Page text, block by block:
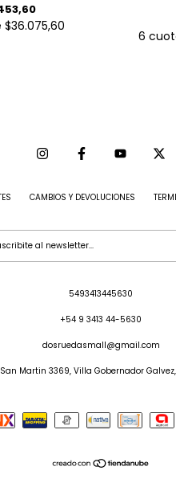
$36.075,60
6
CAMBIOS Y DEVOLUCIONES
5493413445630
+54 9 3413 44-5630
dosruedasmall@gmail.com
Martin 3369, Villa Gobernador